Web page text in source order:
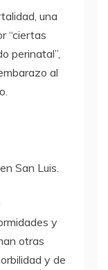
una
“ciertas
perinatal”,
al
San Luis.
y
otras
y de